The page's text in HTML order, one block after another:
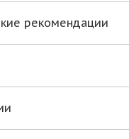
рекомендации